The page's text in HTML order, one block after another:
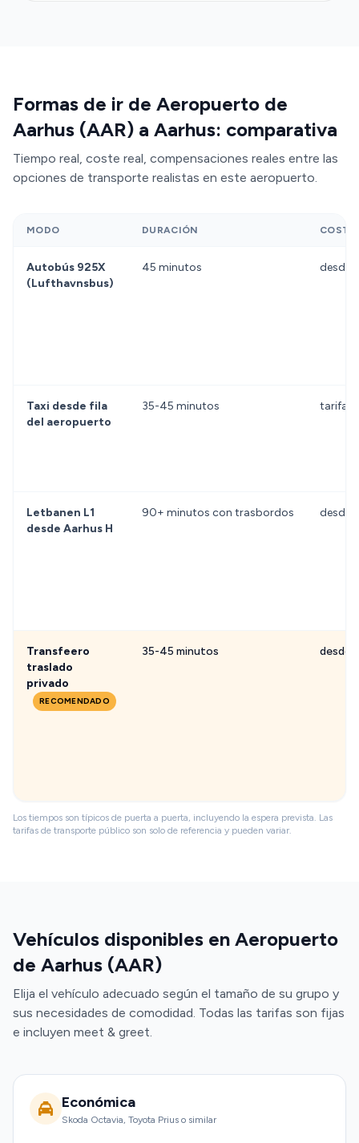
minutos si tu vuelo se retrasa, y cancelación
gratuita hasta 24 horas antes de la recogida.
Formas de ir de Aeropuerto de
Aarhus (AAR) a Aarhus: comparativa
Tiempo real, coste real, compensaciones reales entre las
opciones de transporte realistas en este aeropuerto.
MODO DURACIÓN COSTE
Autobús 925X
(Lufthavnsbus)
45 minutos desde
Taxi desde fila
del aeropuerto
35-45 minutos tarifa
Letbanen L1
desde Aarhus H
90+ minutos con trasbordos desde
Transfeero
traslado
privado
RECOMENDADO
35-45 minutos desde
Los tiempos son típicos de puerta a puerta, incluyendo la espera prevista. Las
tarifas de transporte público son solo de referencia y pueden variar.
Vehículos disponibles en Aeropuerto
de Aarhus (AAR)
Elija el vehículo adecuado según el tamaño de su grupo y
sus necesidades de comodidad. Todas las tarifas son fijas
e incluyen meet & greet.
Económica
Skoda Octavia, Toyota Prius o similar